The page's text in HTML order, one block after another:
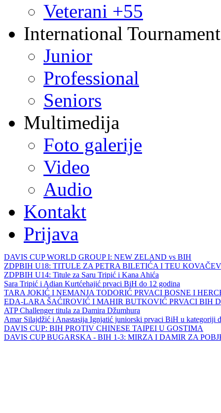
Veterani +55
International
Junior
Professional
Seniors
Multimedija
Foto galerije
Video
Audio
Kontakt
Prijava
DAVIS CUP WORLD GROUP I: NEW ZELAND vs BIH
ZDPBIH U18: TITULE ZA PETRA BILETIĆA I TEU
ZDPBIH U14: Titule za Saru Tripić i Kana Ahića
Sara Tripić i Adian Kurtćehajić prvaci BiH do 12 godina
TARA JOKIĆ I NEMANJA TODORIĆ PRVACI BOSNE I
EDA-LARA ŠAĆIROVIĆ I MAHIR BUTKOVIĆ PRVACI BIH
ATP Challenger titula za Damira Džumhura
Amar Silajdžić i Anastasija Ignjatić juniorski prvaci BiH u kategoriji
DAVIS CUP: BIH PROTIV CHINESE TAIPEI U GOSTIMA
DAVIS CUP BUGARSKA - BIH 1-3: MIRZA I DAMIR ZA